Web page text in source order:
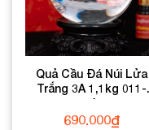
Quả Cầu Đá Núi Lửa
Trắng 3A 1,1kg 011-
0603A-1,1
690.000₫